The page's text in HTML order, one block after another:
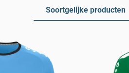
Soortgelijke producten